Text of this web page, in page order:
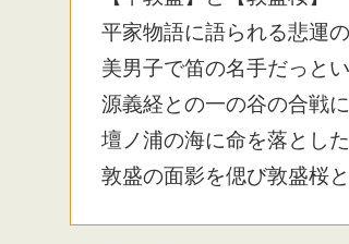
平家物語に語られる悲運
美男子で笛の名手だっとい
源義経との一の谷の合戦
壇ノ浦の海に命を落とした
敦盛の面影を偲び敦盛桜と